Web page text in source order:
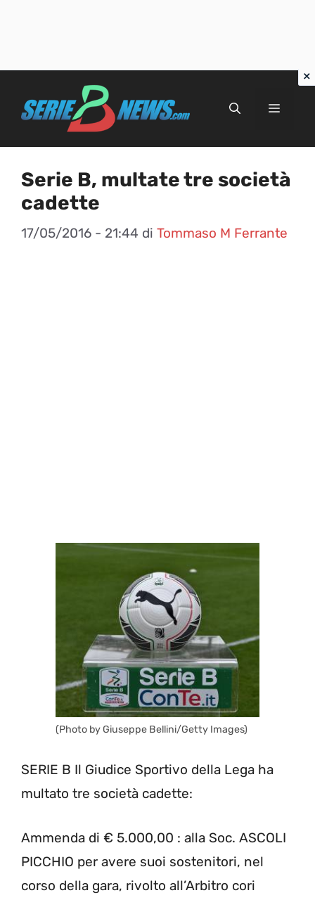
Menu
Serie B, multate tre società
cadette
17/05/2016 - 21:44 di Tommaso M Ferrante
(Photo by Giuseppe Bellini/Getty Images)
SERIE B Il Giudice Sportivo della Lega ha
multato tre società cadette:
Ammenda di € 5.000,00 : alla Soc. ASCOLI
PICCHIO per avere suoi sostenitori, nel
corso della gara, rivolto all’Arbitro cori